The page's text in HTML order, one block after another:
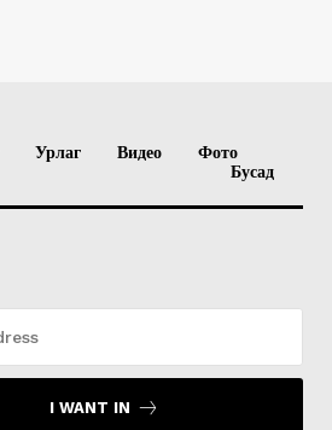
Урлаг Видео
Фото
Бусад
I WANT IN